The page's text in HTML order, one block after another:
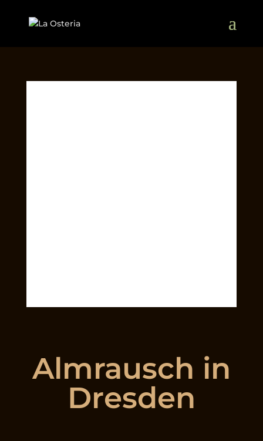
Almrausch in
Dresden